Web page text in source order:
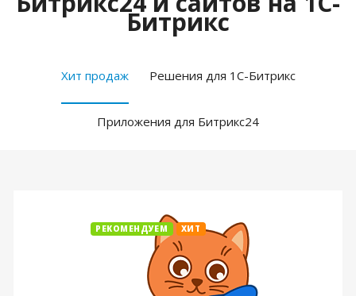
Битрикс
Хит продаж Решения для 1С-Битрикс
Приложения для Битрикс24
РЕКОМЕНДУЕМ ХИТ